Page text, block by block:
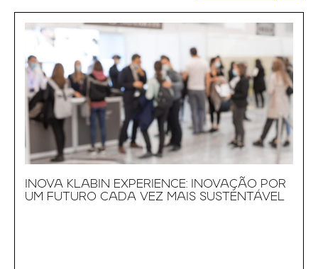
INOVA KLABIN EXPERIENCE: INOVAÇÃO POR
UM FUTURO CADA VEZ MAIS SUSTENTÁVEL